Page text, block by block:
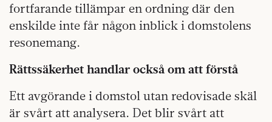
fortfarande tillämpar en ordning där den
enskilde inte får någon inblick i domstolens
resonemang.
Rättssäkerhet handlar också om att förstå
Ett avgörande i domstol utan redovisade skäl
är svårt att analysera. Det blir svårt att